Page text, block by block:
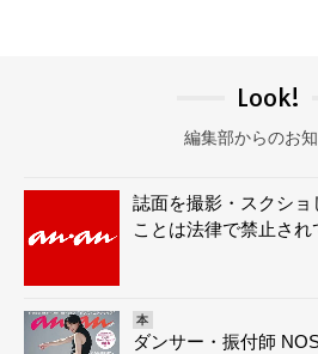
Look!
編集部からのお
誌面を撮影・スクシ
ことは法律で禁止され
本
ダンサー・振付師